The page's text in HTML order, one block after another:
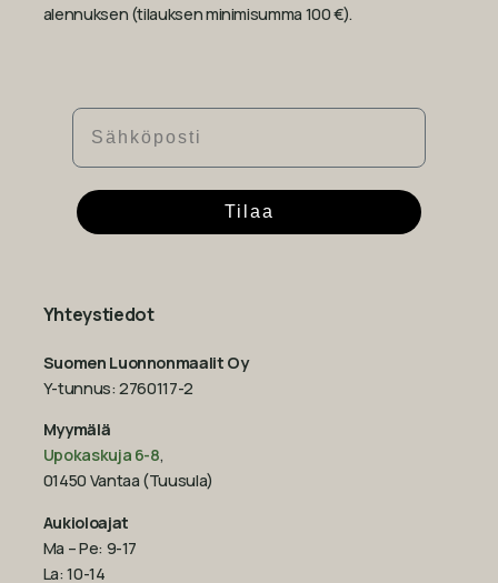
alennuksen (tilauksen minimisumma 100 €).
Sähköposti
Tilaa
Yhteystiedot
Suomen Luonnonmaalit Oy
Y-tunnus: 2760117-2
Myymälä
Upokaskuja 6-8,
01450 Vantaa (Tuusula)
Aukioloajat
Ma – Pe: 9-17
La: 10-14